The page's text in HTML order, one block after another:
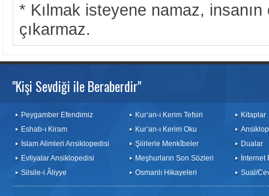
* Kılmak isteyene namaz,
çıkarmaz.
"Kişi Sevdiği ile Beraberdir"
Peygamber Efendimiz
Eshab-ı Kiram
İslam Alimleri Ansiklopedisi
Evliyalar Ansiklopedisi
Silsile-i Âliyye
Kur’an-ı Kerim Tefsiri
Kur’an-ı Kerim Oku
Şiirlerle Menkîbeler
Meşhurların Son Sözleri
Osmanlı Hikayeleri
Kitaplar
Dualar
İnternet
Sual/